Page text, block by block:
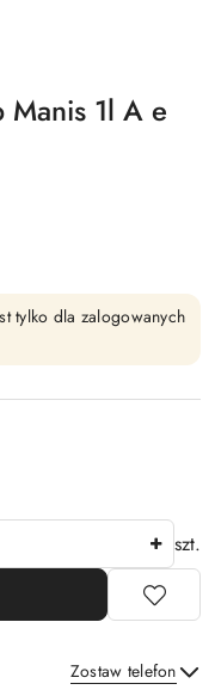
Manis 1l A e
tylko dla zalogowanych
szt.
Zostaw telefon